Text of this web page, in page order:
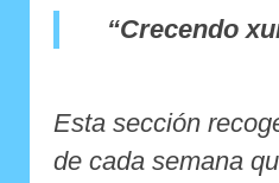
“Crecendo
Esta sección
de cada semana